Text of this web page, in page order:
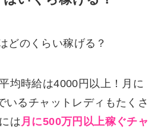
均時給は4000円以上！月に
いるチャットレディもたくさ
は月に500万円以上稼ぐチャ